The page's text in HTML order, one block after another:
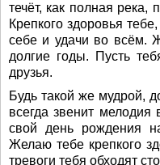
течёт, как полная река,
Крепкого здоровья
себе и удачи во всём.
долгие годы. Пусть
друзья.
Будь такой же мудрой,
всегда звенит
свой день рождения
Желаю тебе крепкого
тревоги тебя обходят